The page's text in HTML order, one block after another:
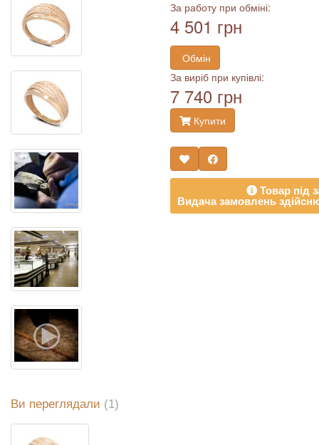
За работу при обміні:
4 501 грн
Обмін
За виріб при купівлі:
7 740 грн
Купити
Товар під
Видача замовлень
Ви переглядали (1)